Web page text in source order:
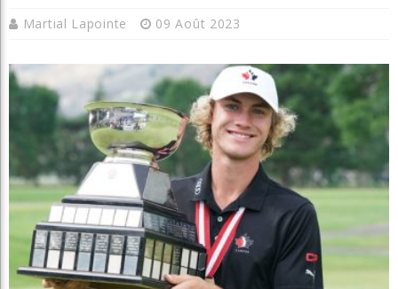
Martial Lapointe 09 Août 2023